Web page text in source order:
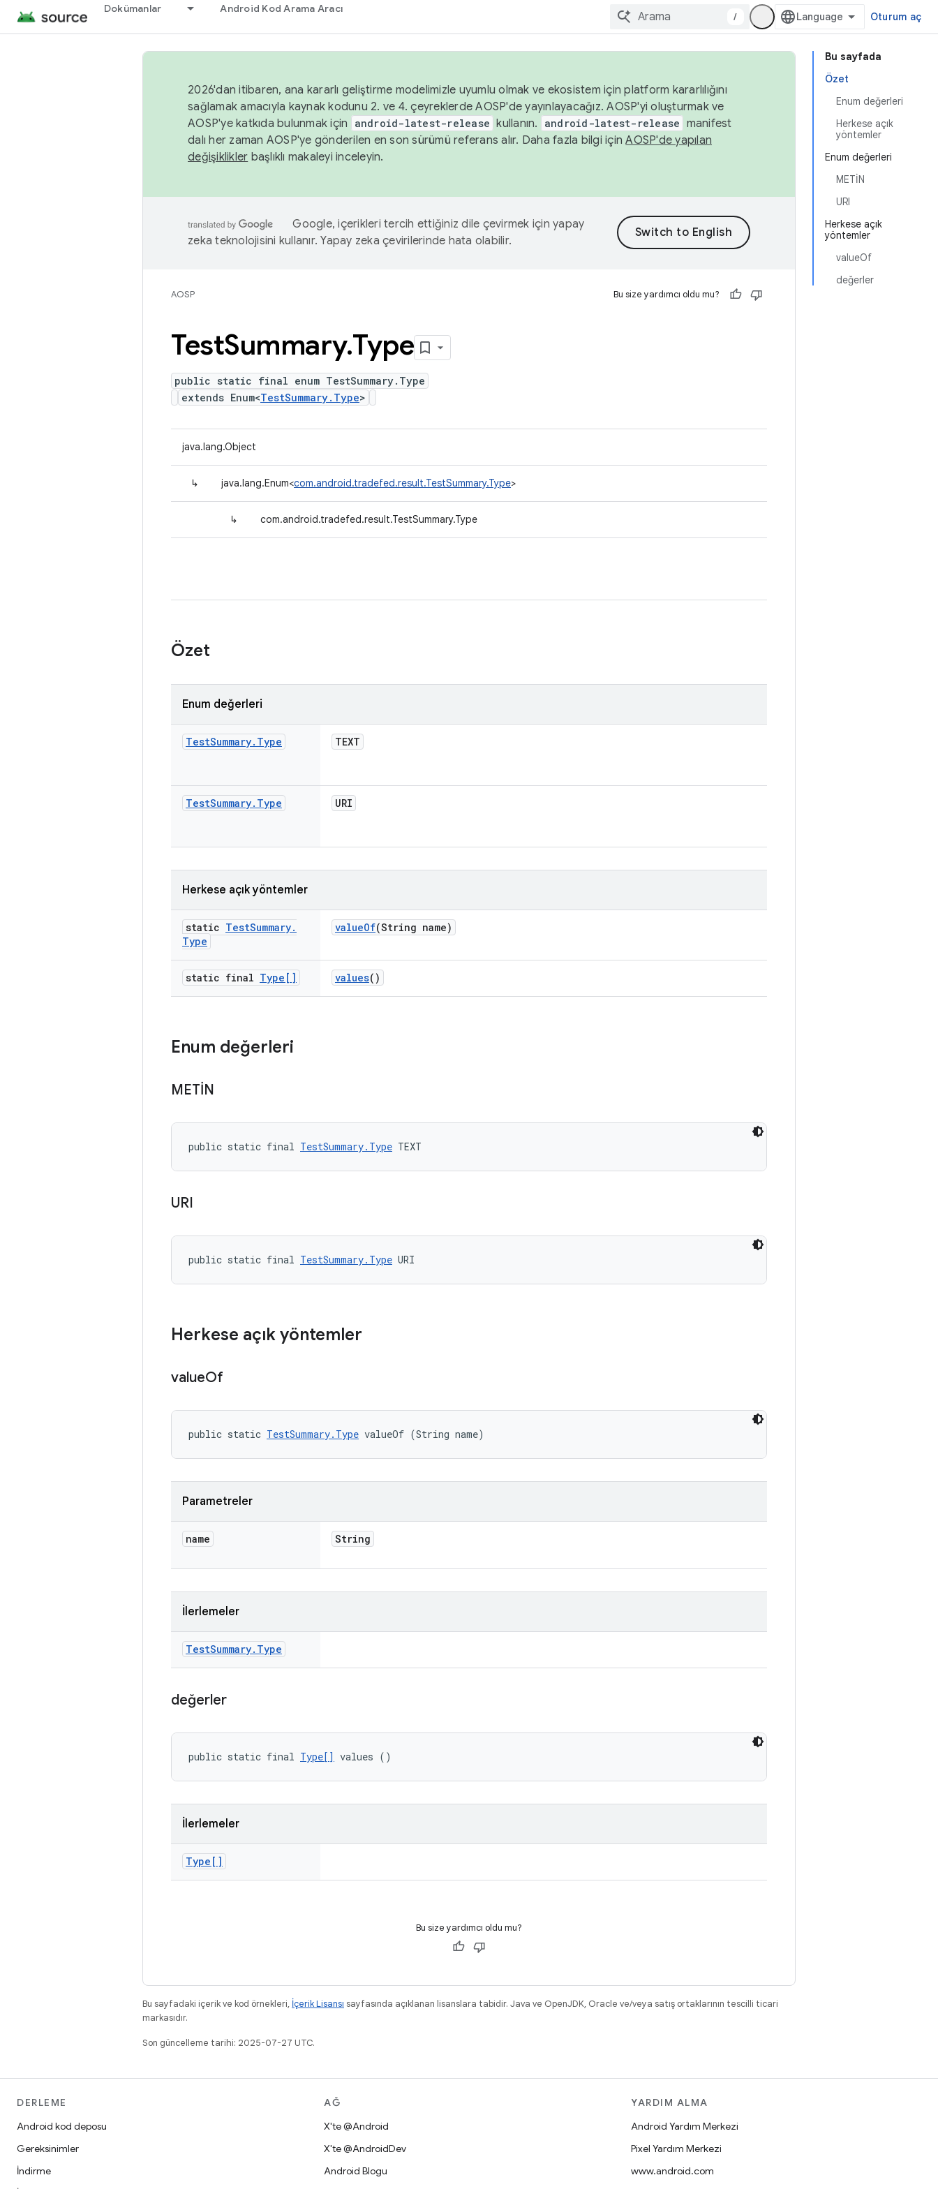
Dokümanlar Android Kod Arama Aracı
/ Oturum aç
Bu sayfada
Özet
Enum değerleri
Herkese açık
yöntemler
Enum değerleri
METİN
URI
Herkese açık
yöntemler
valueOf
değerler
2026'dan itibaren, ana kararlı geliştirme modelimizle uyumlu olmak ve ekosistem için platform kararlılığını
sağlamak amacıyla kaynak kodunu 2. ve 4. çeyreklerde AOSP'de yayınlayacağız. AOSP'yi oluşturmak ve
AOSP'ye katkıda bulunmak için
android-latest-release kullanın. android-latest-release manifest
dalı her zaman AOSP'ye gönderilen en son sürümü referans alır. Daha fazla bilgi içinAOSP'de yapılan
değişiklikler başlıklı makaleyi inceleyin.
Google, içerikleri tercih ettiğiniz dile çevirmek için yapay
zeka teknolojisini kullanır. Yapay zeka çevirilerinde hata olabilir.
AOSP Bu size yardımcı oldu mu?
TestSummary.Type
public static final enum TestSummary.Type
extends Enum<TestSummary.Type>
java.lang.Object
↳ java.lang.Enum<com.android.tradefed.result.TestSummary.Type>
↳ com.android.tradefed.result.TestSummary.Type
Özet
Enum değerleri
TestSummary. Type TEXT
TestSummary. Type URI
Herkese açık yöntemler
static TestSummary.
Type
valueOf(String name)
static final Type[] values()
Enum değerleri
METİN
public static final TestSummary.Type TEXT
URI
public static final TestSummary.Type URI
Herkese açık yöntemler
valueOf
public static TestSummary.Type valueOf (String name)
Parametreler
name String
İlerlemeler
TestSummary. Type
değerler
public static final Type[] values ()
İlerlemeler
Type[]
Bu size yardımcı oldu mu?
Bu sayfadaki içerik ve kod örnekleri, İçerik Lisansı sayfasında açıklanan lisanslara tabidir. Java ve OpenJDK, Oracle ve/veya satış ortaklarının tescilli ticari
markasıdır.
Son güncelleme tarihi: 2025-07-27 UTC.
DERLEME
Android kod deposu
Gereksinimler
İndirme
AĞ
X'te @Android
X'te @AndroidDev
Android Blogu
YARDIM ALMA
Android Yardım Merkezi
Pixel Yardım Merkezi
www.android.com